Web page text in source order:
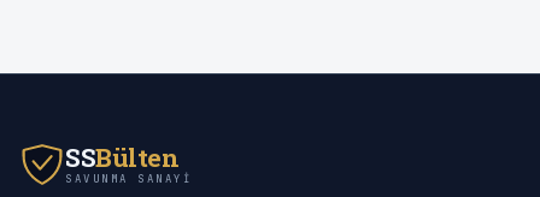
SSBülten
SAVUNMA SANAYI